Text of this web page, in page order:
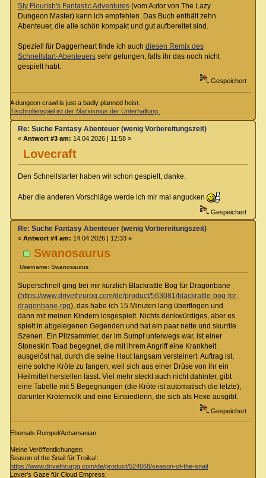
Sly Flourish's Fantastic Adventures(vom Autor von The Lazy
Dungeon Master) kann ich empfehlen. Das Buch enthält zehn
Abenteuer, die alle schön kompakt und gut aufbereitet sind.
Speziell für Daggerheart finde ich auch diesen Remix des
Schnellstart-Abenteuerssehr gelungen, falls ihr das noch nicht
gespielt habt.
Gespeichert
A dungeon crawl is just a badly planned heist.
Tischrollenspiel ist der Marxismus der Unterhaltung.
Lovecraft
Re: Suche Fantasy Abenteuer (wenig Vorbereitungszeit)
« Antwort #3 am: 14.04.2026 | 11:58 »
Den Schnellstarter haben wir schon gespielt, danke.
Aber die anderen Vorschläge werde ich mir mal angucken
Gespeichert
Swanosaurus
Username: Swanosaurus
Re: Suche Fantasy Abenteuer (wenig Vorbereitungszeit)
« Antwort #4 am: 14.04.2026 | 12:33 »
Superschnell ging bei mir kürzlich Blackrattle Bog für Dragonbane
(https://www.drivethrurpg.com/de/product/563081/blackrattle-bog-for-
dragonbane-rpg), das habe ich 15 Minuten lang überflogen und
dann mit meinen Kindern losgespielt. Nichts denkwürdiges, aber es
spielt in abgelegenen Gegenden und hat ein paar nette und skurrile
Szenen. Ein Pilzsammler, der im Sumpf unterwegs war, ist einer
Stoneskin Toad begegnet, die mit ihrem Angriff eine Krankheit
ausgelöst hat, durch die seine Haut langsam versteinert. Auftrag ist,
eine solche Kröte zu fangen, weil sich aus einer Drüse von ihr ein
Heilmittel herstellen lässt. Viel mehr steckt auch nicht dahinter, gibt
eine Tabelle mit 5 Begegnungen (die Kröte ist automatisch die letzte),
darunter Krötenvolk und eine Einsiedlerin, die sich als Hexe ausgibt.
Gespeichert
Ehemals Rumpel/Achamanian
Meine Veröffentlichungen:
Season of the Snail für Troika!:
https://www.drivethrurpg.com/de/product/524068/season-of-the-snail
Lover's Gaze für Cloud Empress: